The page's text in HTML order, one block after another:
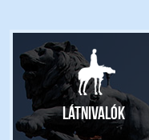
Látnivalók